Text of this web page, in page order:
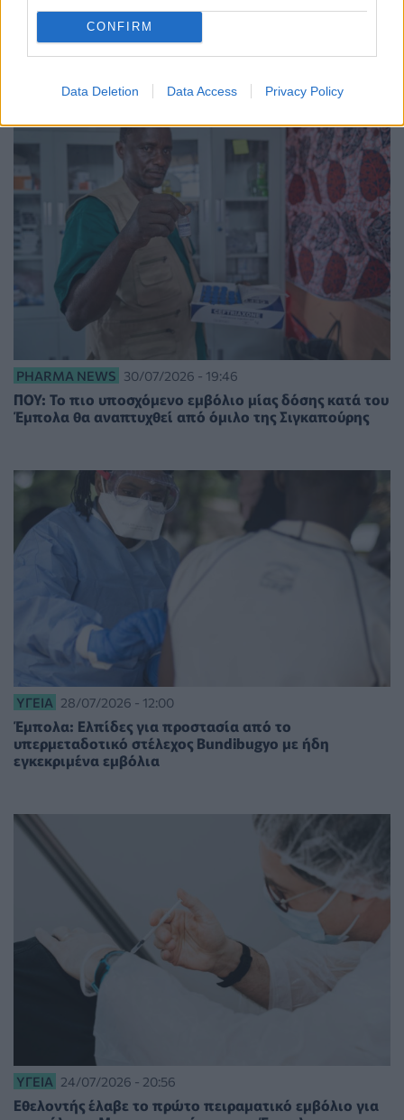
CONFIRM
Data Deletion Data Access Privacy Policy
ΣΧΕΤΙΚΑ ΑΡΘΡΑ
PHARMA NEWS 30/07/2026 - 19:46
ΠΟΥ: Το πιο υποσχόμενο εμβόλιο μίας δόσης κατά του
Έμπολα θα αναπτυχθεί από όμιλο της Σιγκαπούρης
ΥΓΕΊΑ 28/07/2026 - 12:00
Έμπολα: Ελπίδες για προστασία από το
υπερμεταδοτικό στέλεχος Bundibugyo με ήδη
εγκεκριμένα εμβόλια
ΥΓΕΊΑ 24/07/2026 - 20:56
Εθελοντής έλαβε το πρώτο πειραματικό εμβόλιο για